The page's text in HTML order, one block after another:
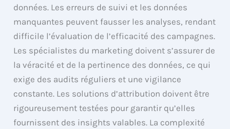
données. Les erreurs de suivi et les données
manquantes peuvent fausser les analyses, rendant
difficile l’évaluation de l’efficacité des campagnes.
Les spécialistes du marketing doivent s’assurer de
la véracité et de la pertinence des données, ce qui
exige des audits réguliers et une vigilance
constante. Les solutions d’attribution doivent être
rigoureusement testées pour garantir qu’elles
fournissent des insights valables. La complexité